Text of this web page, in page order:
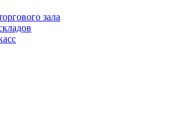
зала